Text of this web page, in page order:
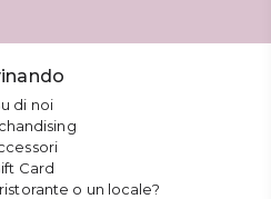
di noi
Card
o un locale?